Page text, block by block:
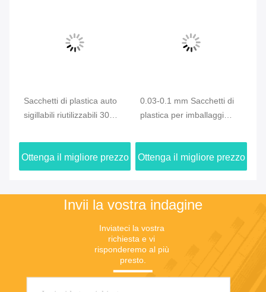
Sacchetti di plastica auto
sigillabili riutilizzabili 30
Ottenga il migliore prezzo
0.03-0.1 mm Sacchetti di
plastica per imballaggi
Ottenga il migliore prezzo
Invii la vostra indagine
Inviateci la vostra
richiesta e vi
risponderemo al più
presto.